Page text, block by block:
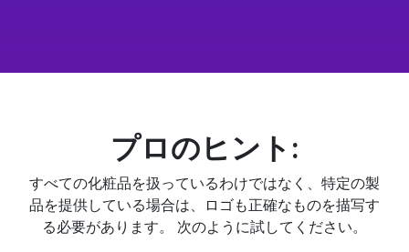
プロのヒント:
すべての化粧品を扱っているわけではなく、特定の製
品を提供している場合は、ロゴも正確なものを描写す
る必要があります。 次のように試してください。